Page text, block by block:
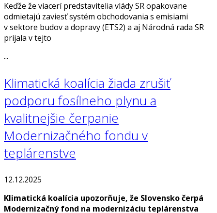
Keďže že viacerí predstavitelia vlády SR opakovane
odmietajú zaviesť systém obchodovania s emisiami
v sektore budov a dopravy (ETS2) a aj Národná rada SR
prijala v tejto
...
Klimatická koalícia žiada zrušiť
podporu fosílneho plynu a
kvalitnejšie čerpanie
Modernizačného fondu v
teplárenstve
12.12.2025
Klimatická koalícia upozorňuje, že Slovensko čerpá
Modernizačný fond na modernizáciu teplárenstva